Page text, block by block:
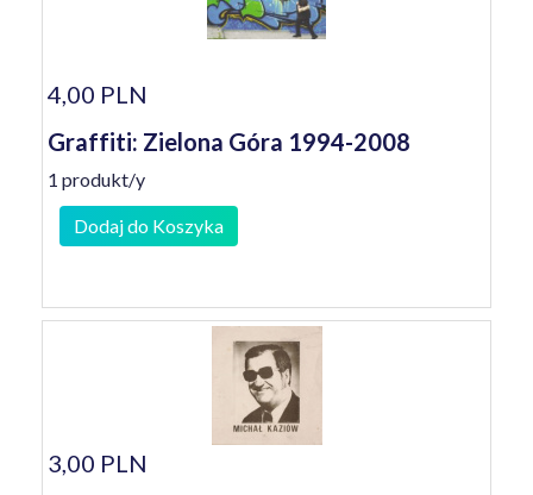
4,00 PLN
Graffiti: Zielona Góra 1994-2008
1 produkt/y
Dodaj do Koszyka
3,00 PLN